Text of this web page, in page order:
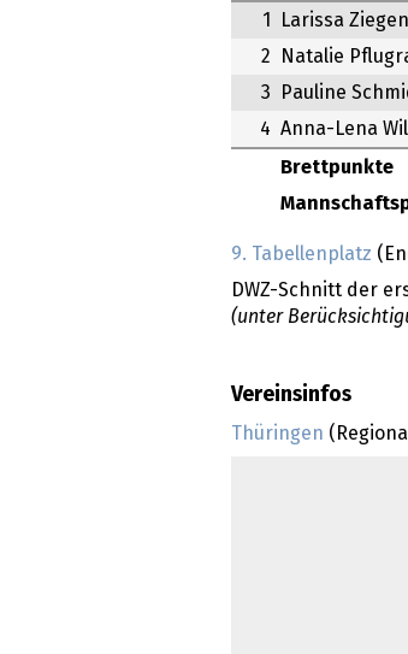
Brettpunkte
1 Larissa
2
Natalie
3
Pauline
4 Anna-Lena
9. Tabellenplatz
DWZ-Schnitt der
(unter
Vereinsinfos
Thüringen